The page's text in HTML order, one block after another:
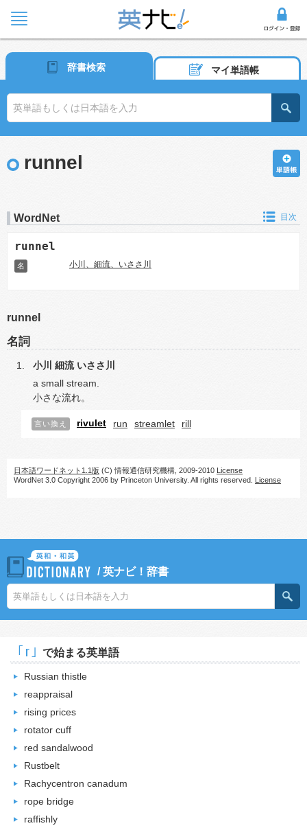
辞書検索 マイ単語帳
runnel
WordNet 目次
runnel
名 小川、細流、いささ川
runnel
名詞
小川 細流 いささ川
a small stream.
小さな流れ。
言い換え rivulet run streamlet rill
日本語ワードネット1.1版 (C) 情報通信研究機構, 2009-2010 License
WordNet 3.0 Copyright 2006 by Princeton University. All rights reserved. License
/英ナビ！辞書
｢r｣ で始まる英単語
Russian thistle
reappraisal
rising prices
rotator cuff
red sandalwood
Rustbelt
Rachycentron canadum
rope bridge
raffishly